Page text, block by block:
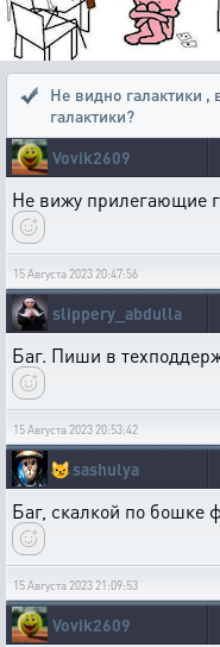
Не видно галактики ,
галактики?
Vovik2609
Не вижу прилегающие
15 Августа 2023 20:47:56
slippery_abdulla
Баг. Пиши в
15 Августа 2023 20:53:42
😼sashulya
Баг, скалкой по бошке
15 Августа 2023 21:09:53
Vovik2609